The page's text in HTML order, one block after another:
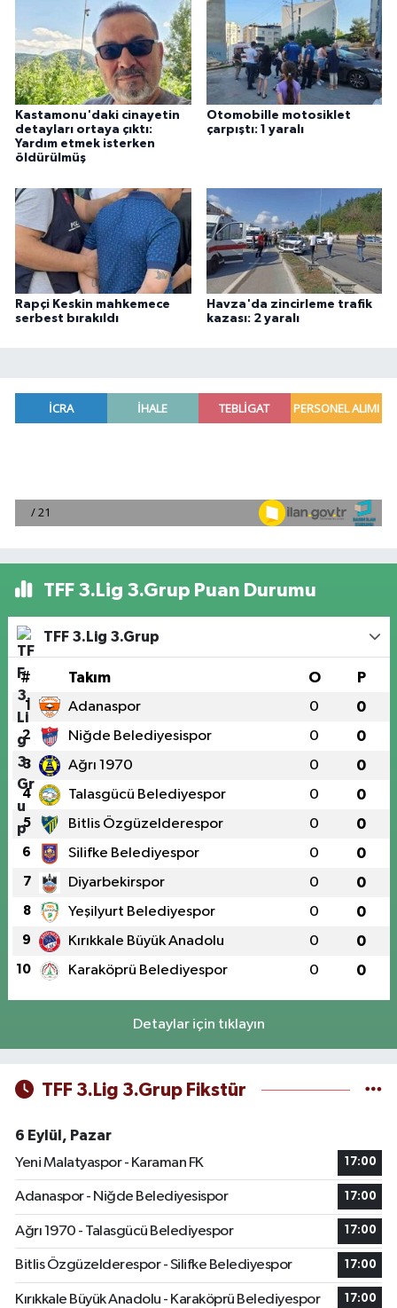
Kastamonu'daki cinayetin
detayları ortaya çıktı:
Yardım etmek isterken
öldürülmüş
Otomobille motosiklet
çarpıştı: 1 yaralı
Rapçi Keskin mahkemece
serbest bırakıldı
Havza'da zincirleme trafik
kazası: 2 yaralı
TFF 3.Lig 3.Grup Puan Durumu
TFF 3.Lig 3.Grup
# Takım O P
1 Adanaspor 0 0
2 Niğde Belediyesispor 0 0
3 Ağrı 1970 0 0
4 Talasgücü Belediyespor 0 0
5 Bitlis Özgüzelderespor 0 0
6 Silifke Belediyespor 0 0
7 Diyarbekirspor 0 0
8 Yeşilyurt Belediyespor 0 0
9 Kırıkkale Büyük Anadolu 0 0
10 Karaköprü Belediyespor 0 0
Detaylar için tıklayın
TFF 3.Lig 3.Grup Fikstür
6 Eylül, Pazar
Yeni Malatyaspor - Karaman FK
17:00
Adanaspor - Niğde Belediyesispor 17:00
Ağrı 1970 - Talasgücü Belediyespor 17:00
Bitlis Özgüzelderespor - Silifke Belediyespor 17:00
Kırıkkale Büyük Anadolu - Karaköprü Belediyespor 17:00